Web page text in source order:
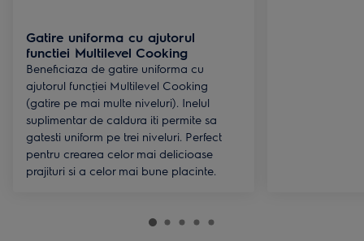
Gatire uniforma cu ajutorul
functiei Multilevel Cooking
Beneficiaza de gatire uniforma cu
ajutorul funcției Multilevel Cooking
(gatire pe mai multe niveluri). Inelul
suplimentar de caldura iti permite sa
gatesti uniform pe trei niveluri. Perfect
pentru crearea celor mai delicioase
prajituri si a celor mai bune placinte.